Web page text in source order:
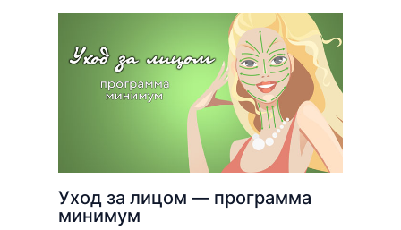
Уход за лицом — программа
минимум